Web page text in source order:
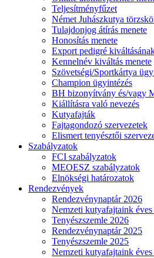
Teljesítményfűzet
Német Juhászkutya
Tulajdonjog átírás menete
Honosítás menete
Export pedigré
Kennelnév kiváltás menete
Szövetségi/Sportkártya
Champion ügyintézés
BH bizonyítvány és/vagy
Kiállításra való nevezés
Kutyafajták
Fajtagondozó szervezetek
Elismert tenyésztői
Szabályzatok
FCI szabályzatok
MEOESZ szabályzatok
Elnökségi határozatok
Rendezvények
Rendezvénynaptár 2026
Nemzeti kutyafajtaink
Tenyészszemle 2026
Rendezvénynaptár 2025
Tenyészszemle 2025
Nemzeti kutyafajtaink